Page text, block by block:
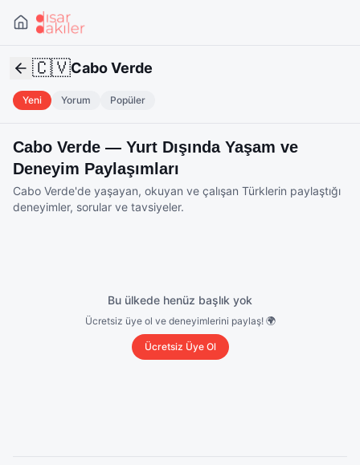
🇨🇻Cabo Verde
Yeni Yorum Popüler
Cabo Verde — Yurt Dışında Yaşam ve
Deneyim Paylaşımları
Cabo Verde'de yaşayan, okuyan ve çalışan Türklerin paylaştığı
deneyimler, sorular ve tavsiyeler.
Bu ülkede henüz başlık yok
Ücretsiz üye ol ve deneyimlerini paylaş! 🌍
Ücretsiz Üye Ol